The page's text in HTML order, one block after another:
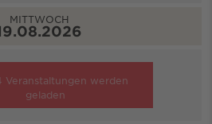
MITTWOCH
Veranstaltungen werden
geladen